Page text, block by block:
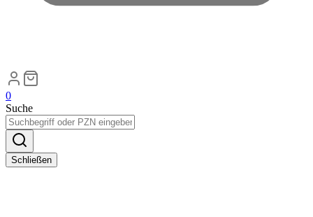
0
Suche
Schließen